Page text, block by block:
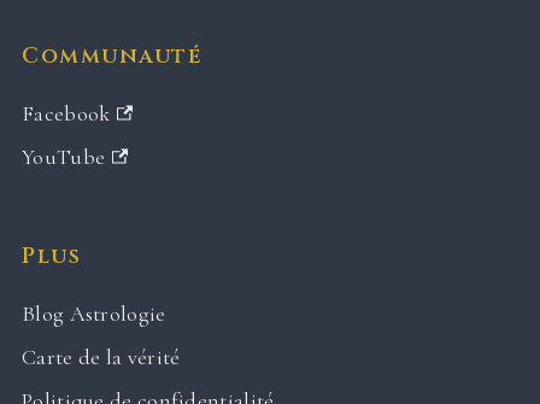
Communauté
Facebook
YouTube
Plus
Blog Astrologie
Carte de la vérité